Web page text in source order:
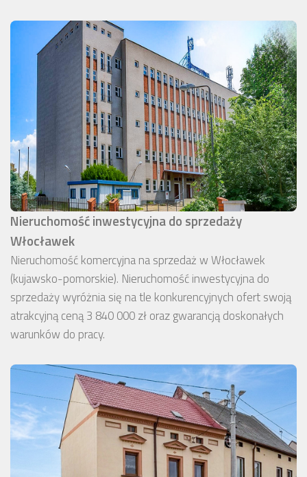
Nieruchomość inwestycyjna do sprzedaży
Włocławek
Nieruchomość komercyjna na sprzedaż w Włocławek
(kujawsko-pomorskie). Nieruchomość inwestycyjna do
sprzedaży wyróżnia się na tle konkurencyjnych ofert swoją
atrakcyjną ceną 3 840 000 zł oraz gwarancją doskonałych
warunków do pracy.